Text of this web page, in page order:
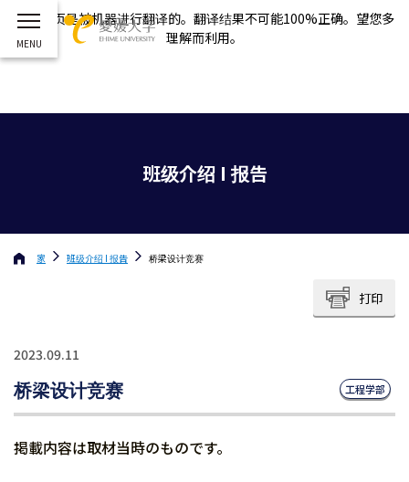
这个网页是被机器进行翻译的。翻译结果不可能100%正确。望您多
理解而利用。
班级介绍 I 报告
家 班级介绍 I 报告 桥梁设计竞赛
打印
2023.09.11
桥梁设计竞赛 工程学部
掲載内容は取材当時のものです。